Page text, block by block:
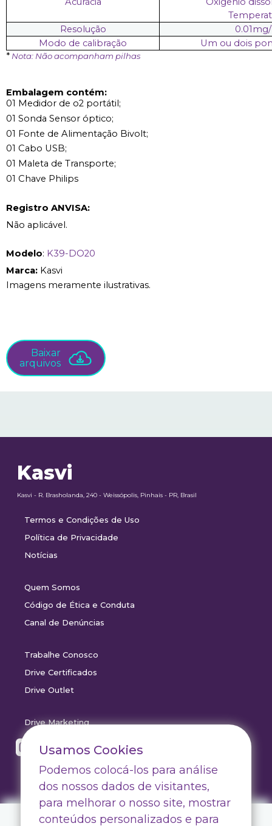
Resolução
Modo de calibração
Um ou dois
* Nota: Não acompanham pilhas
Embalagem contém:
01 Medidor de o2 portátil;
01 Sonda Sensor óptico;
01 Fonte de Alimentação Bivolt;
01 Cabo USB;
01 Maleta de Transporte;
01 Chave Philips
Registro ANVISA:
Não aplicável.
Modelo: K39-DO20
Marca: Kasvi
Imagens meramente ilustrativas.
Baixar
arquivos
Kasvi
Kasvi - R. Brasholanda, 240 - Weissópolis, Pinhais - PR, Brasil
Termos e Condições de Uso
Política de Privacidade
Notícias
Quem Somos
Código de Ética e Conduta
Canal de Denúncias
Trabalhe Conosco
Drive Certificados
Drive Outlet
Drive Marketing
Usamos Cookies
Podemos colocá-los para análise
dos nossos dados de visitantes,
para melhorar o nosso site, mostrar
conteúdos personalizados e para